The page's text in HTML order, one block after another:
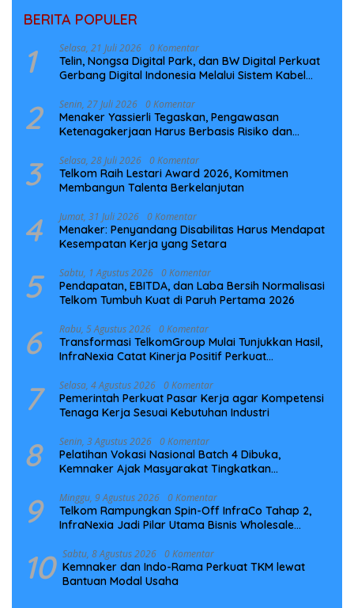
BERITA POPULER
1 Selasa, 21 Juli 2026 0 Komentar
Telin, Nongsa Digital Park, dan BW Digital Perkuat
Gerbang Digital Indonesia Melalui Sistem Kabel
2 Senin, 27 Juli 2026 0 Komentar
Menaker Yassierli Tegaskan, Pengawasan
Ketenagakerjaan Harus Berbasis Risiko dan
3 Selasa, 28 Juli 2026 0 Komentar
Telkom Raih Lestari Award 2026, Komitmen
Membangun Talenta Berkelanjutan
4 Jumat, 31 Juli 2026 0 Komentar
Menaker: Penyandang Disabilitas Harus Mendapat
Kesempatan Kerja yang Setara
5 Sabtu, 1 Agustus 2026 0 Komentar
Pendapatan, EBITDA, dan Laba Bersih Normalisasi
Telkom Tumbuh Kuat di Paruh Pertama 2026
6 Rabu, 5 Agustus 2026 0 Komentar
Transformasi TelkomGroup Mulai Tunjukkan Hasil,
InfraNexia Catat Kinerja Positif Perkuat
7 Selasa, 4 Agustus 2026 0 Komentar
Pemerintah Perkuat Pasar Kerja agar Kompetensi
Tenaga Kerja Sesuai Kebutuhan Industri
8 Senin, 3 Agustus 2026 0 Komentar
Pelatihan Vokasi Nasional Batch 4 Dibuka,
Kemnaker Ajak Masyarakat Tingkatkan
9 Minggu, 9 Agustus 2026 0 Komentar
Telkom Rampungkan Spin-Off InfraCo Tahap 2,
InfraNexia Jadi Pilar Utama Bisnis Wholesale
10 Sabtu, 8 Agustus 2026 0 Komentar
Kemnaker dan Indo-Rama Perkuat TKM lewat
Bantuan Modal Usaha